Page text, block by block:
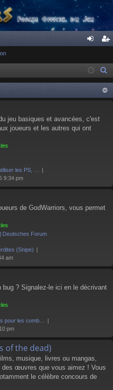
ne
xi
on
cri
pti
on
jeu basiques et avancées, c'est
joueurs et les autres qui ont
les PS, …
9:34 pm
de GodWarriors, vous permet
Deutsches Forum
(Snipe)
am
bug ? Signalez-le ici en le décrivant
pour les comb…
pm
of the dead)
musique, livres ou mangas,
œuvres que vous aimez ! Vous
le célèbre concours de